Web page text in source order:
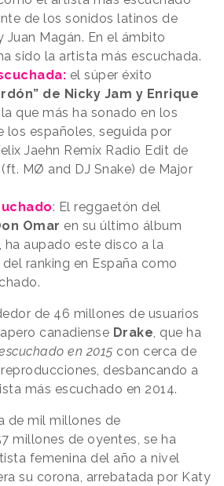
de los sonidos latinos de
Juan Magán. En el ámbito
sido la artista más escuchada.
el súper éxito
de Nicky Jam y Enrique
que más ha sonado en los
los españoles, seguida por
Jaehn Remix Radio Edit de
(ft. MØ and DJ Snake) de Major
: El reggaetón del
Omar en su último álbum
ha aupado este disco a la
ranking en España como
de 46 millones de usuarios
canadiense Drake, que ha
en 2015 con cerca de
desbancando a
más escuchado en 2014.
de mil millones de
millones de oyentes, se ha
femenina del año a nivel
su corona, arrebatada por Katy